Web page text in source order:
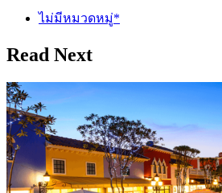
ไม่มีหมวดหมู่*
Read Next